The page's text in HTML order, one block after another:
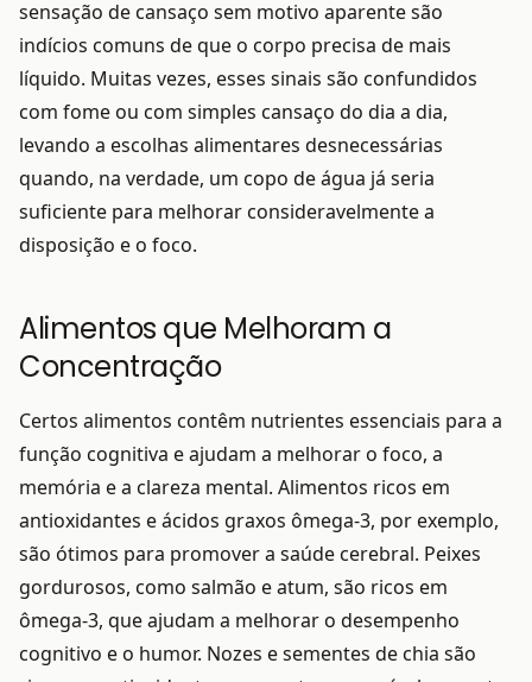
sensação de cansaço sem motivo aparente são
indícios comuns de que o corpo precisa de mais
líquido. Muitas vezes, esses sinais são confundidos
com fome ou com simples cansaço do dia a dia,
levando a escolhas alimentares desnecessárias
quando, na verdade, um copo de água já seria
suficiente para melhorar consideravelmente a
disposição e o foco.
Alimentos que Melhoram a
Concentração
Certos alimentos contêm nutrientes essenciais para a
função cognitiva e ajudam a melhorar o foco, a
memória e a clareza mental. Alimentos ricos em
antioxidantes e ácidos graxos ômega-3, por exemplo,
são ótimos para promover a saúde cerebral. Peixes
gordurosos, como salmão e atum, são ricos em
ômega-3, que ajudam a melhorar o desempenho
cognitivo e o humor. Nozes e sementes de chia são